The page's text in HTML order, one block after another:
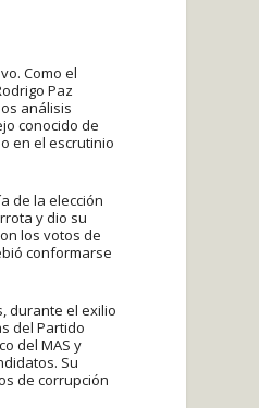
Como el
Paz
análisis
conocido de
en el escrutinio
de la elección
y dio su
los votos de
conformarse
durante el exilio
del Partido
del MAS y
Su
de corrupción